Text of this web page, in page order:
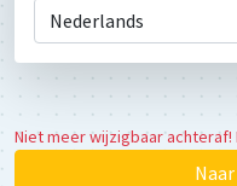
Niet meer wijzigbaar